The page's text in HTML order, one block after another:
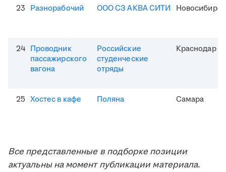
23 Разнорабочий ООО СЗ АКВА СИТИ Новосибирск
24 Проводник
пассажирского
вагона
Российские
студенческие
отряды
Краснодар
25 Хостес в кафе Поляна Самара
Все представленные в подборке позиции
актуальны на момент публикации материала.